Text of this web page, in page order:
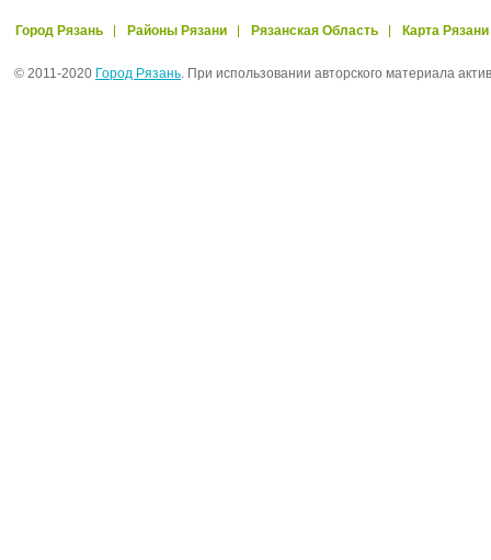
Город Рязань Районы Рязани Рязанская Область Карта Рязани
© 2011-2020 Город Рязань. При использовании авторского материала